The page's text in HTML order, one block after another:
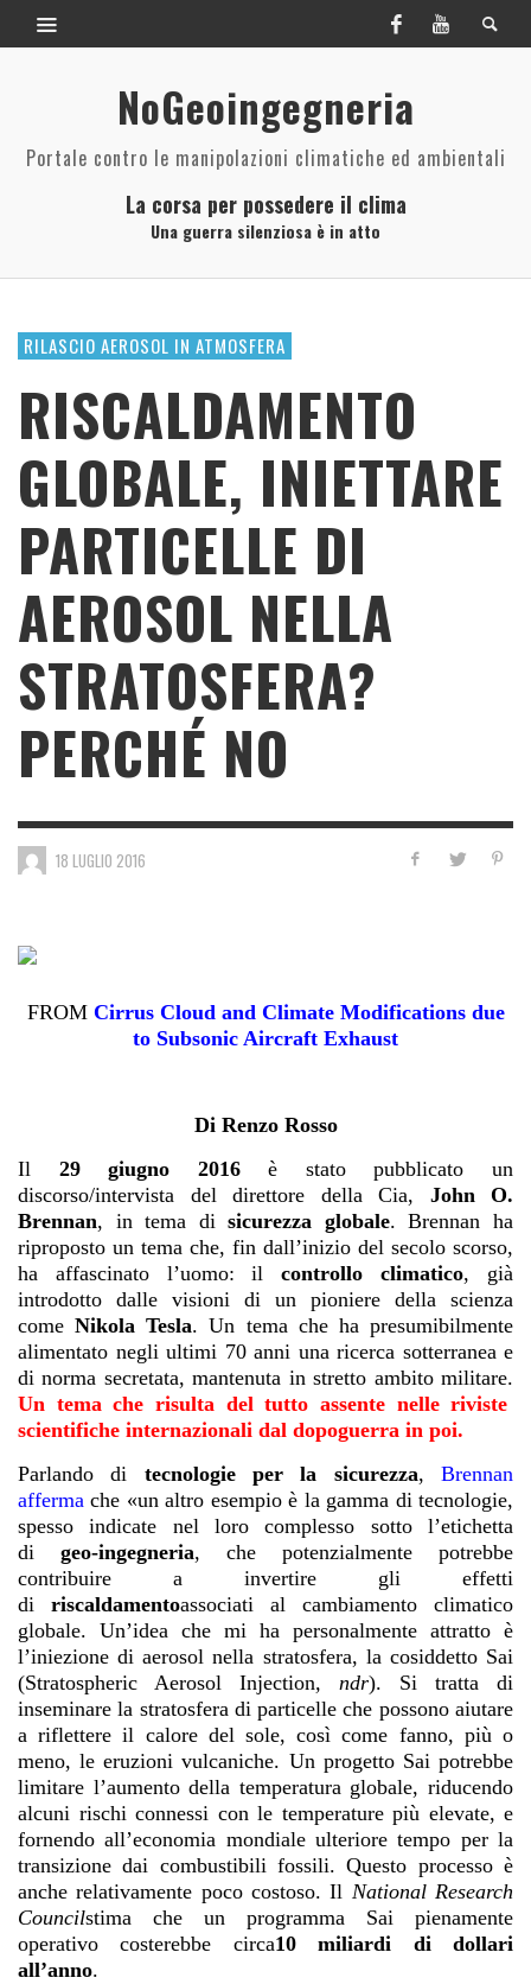
NoGeoingegneria
Portale contro le manipolazioni climatiche ed ambientali
La corsa per possedere il clima
Una guerra silenziosa è in atto
RILASCIO AEROSOL IN ATMOSFERA
RISCALDAMENTO
GLOBALE, INIETTARE
PARTICELLE DI
AEROSOL NELLA
STRATOSFERA?
PERCHÉ NO
18 LUGLIO 2016
FROM Cirrus Cloud and Climate Modifications due
to Subsonic Aircraft Exhaust
Di Renzo Rosso
Il 29 giugno 2016è stato pubblicato un
discorso/intervista del direttore della Cia, John O.
Brennan, in tema disicurezza globale. Brennan ha
riproposto un tema che, fin dall’inizio del secolo scorso,
ha affascinato l’uomo: ilcontrollo climatico, già
introdotto dalle visioni di un pioniere della scienza
comeNikola Tesla. Un tema che ha presumibilmente
alimentato negli ultimi 70 anni una ricerca sotterranea e
di norma secretata, mantenuta in stretto ambito militare.
Un tema che risulta del tutto assente nelle riviste
scientifiche internazionali dal dopoguerra in poi.
Parlando di tecnologie per la sicurezza,
Brennan
afferma che «un altro esempio è la gamma di tecnologie,
spesso indicate nel loro complesso sotto l’etichetta
di geo-ingegneria, che potenzialmente potrebbe
contribuire a invertire gli effetti
di riscaldamentoassociati al cambiamento climatico
globale. Un’idea che mi ha personalmente attratto è
l’iniezione di aerosol nella stratosfera, la cosiddetto Sai
(Stratospheric Aerosol Injection, ndr). Si tratta di
inseminare la stratosfera di particelle che possono aiutare
a riflettere il calore del sole, così come fanno, più o
meno, le eruzioni vulcaniche. Un progetto Sai potrebbe
limitare l’aumento della temperatura globale, riducendo
alcuni rischi connessi con le temperature più elevate, e
fornendo all’economia mondiale ulteriore tempo per la
transizione dai combustibili fossili. Questo processo è
anche relativamente poco costoso. Il National Research
Councilstima che un programma Sai pienamente
operativo costerebbe circa10 miliardi di dollari
all’anno.